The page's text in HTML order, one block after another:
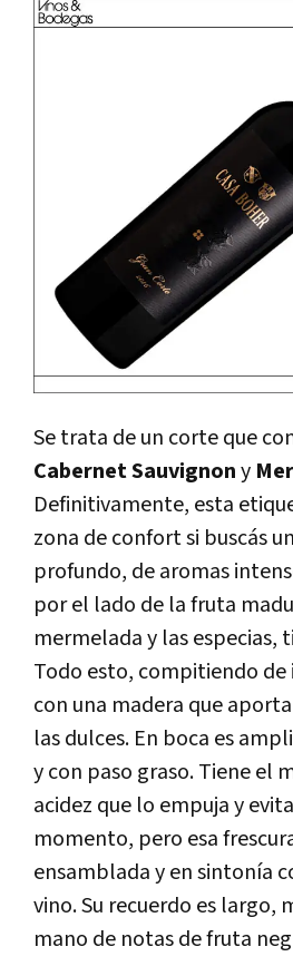
Se trata de un corte que
CabernetSauvignony
Definitivamente, esta
zona de confort si buscás
profundo, de aromas
por el lado de la fruta
mermelada y las especias,
Todo esto, compitiendo de
con una madera que
las dulces. En boca es
y con paso graso. Tiene el
acidez que lo empuja y
momento, pero esa
ensamblada y en sintonía
vino. Su recuerdo es largo,
mano de notas de fruta